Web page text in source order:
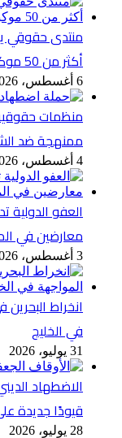
منتدى حقوقي
أكثر من 50 موكبا دينيا
6 أغسطس، 2026
منظمات
ممنهجة ضد
4 أغسطس، 2026
العفو الدولية
معارضين في
3 أغسطس، 2026
انخراط
في الخليج
31 يوليو، 2026
الاضطهاد
قيودًا جديدة
28 يوليو، 2026